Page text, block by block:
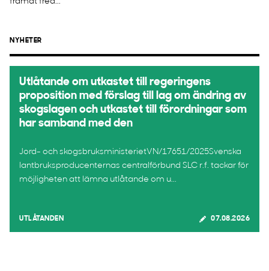
NYHETER
Utlåtande om utkastet till regeringens
proposition med förslag till lag om ändring av
skogslagen och utkastet till förordningar som
har samband med den
Jord- och skogsbruksministerietVN/17651/2025Svenska
lantbruksproducenternas centralförbund SLC r.f. tackar för
möjligheten att lämna utlåtande om u...
UTLÅTANDEN 07.08.2026